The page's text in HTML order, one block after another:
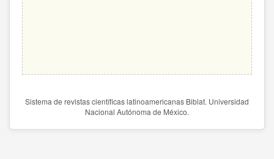
Sistema de revistas científicas latinoamericanas Biblat. Universidad
Nacional Autónoma de México.